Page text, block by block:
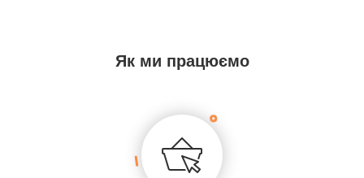
Як ми працюємо